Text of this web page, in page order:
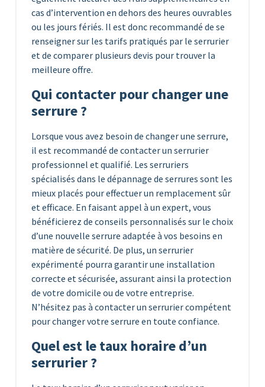
cas d’intervention en dehors des heures ouvrables
ou les jours fériés. Il est donc recommandé de se
renseigner sur les tarifs pratiqués par le serrurier
et de comparer plusieurs devis pour trouver la
meilleure offre.
Qui contacter pour changer une
serrure ?
Lorsque vous avez besoin de changer une serrure,
il est recommandé de contacter un serrurier
professionnel et qualifié. Les serruriers
spécialisés dans le dépannage de serrures sont les
mieux placés pour effectuer un remplacement sûr
et efficace. En faisant appel à un expert, vous
bénéficierez de conseils personnalisés sur le choix
d’une nouvelle serrure adaptée à vos besoins en
matière de sécurité. De plus, un serrurier
expérimenté pourra garantir une installation
correcte et sécurisée, assurant ainsi la protection
de votre domicile ou de votre entreprise.
N’hésitez pas à contacter un serrurier compétent
pour changer votre serrure en toute confiance.
Quel est le taux horaire d’un
serrurier ?